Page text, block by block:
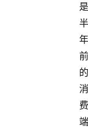
是
半
年
前
的
消
费
端